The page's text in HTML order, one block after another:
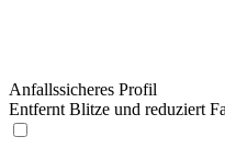
Anfallssicheres Profil
Entfernt Blitze und reduziert